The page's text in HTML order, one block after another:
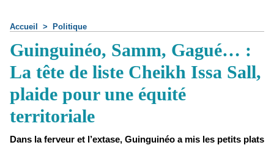
Accueil > Politique
Guinguinéo, Samm, Gagué… :
La tête de liste Cheikh Issa Sall,
plaide pour une équité
territoriale
Dans la ferveur et l’extase, Guinguinéo a mis les petits plats